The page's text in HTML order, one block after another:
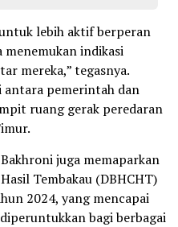
lebih aktif berperan
indikasi
mereka,” tegasnya.
antara pemerintah dan
ruang gerak peredaran
juga memaparkan
Tembakau (DBHCHT)
2024, yang mencapai
bagi berbagai